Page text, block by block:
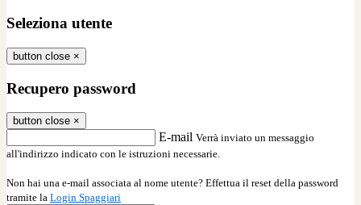
Seleziona utente
button close ×
Recupero password
button close ×
E-mail Verrà inviato un messaggio
all'indirizzo indicato con le istruzioni necessarie.
Non hai una e-mail associata al nome utente? Effettua il reset della password
tramite la Login Spaggiari